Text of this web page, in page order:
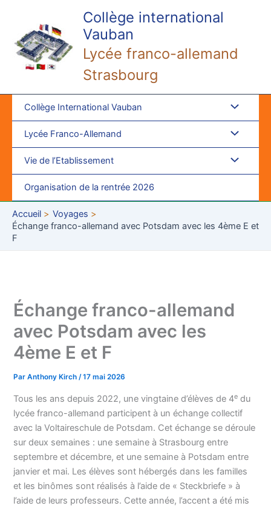
contenu
Collège international
Vauban
Lycée franco-allemand
Strasbourg
Collège International Vauban
Lycée Franco-Allemand
Vie de l’Etablissement
Organisation de la rentrée 2026
Accueil
Voyages
Échange franco-allemand avec Potsdam avec les 4ème E et
F
Échange franco-allemand
avec Potsdam avec les
4ème E et F
ParAnthony Kirch/17 mai 2026
Tous les ans depuis 2022, une vingtaine d’élèves de 4e du
lycée franco-allemand participent à un échange collectif
avec la Voltaireschule de Potsdam. Cet échange se déroule
sur deux semaines : une semaine à Strasbourg entre
septembre et décembre, et une semaine à Potsdam entre
janvier et mai. Les élèves sont hébergés dans les familles
et les binômes sont réalisés à l’aide de « Steckbriefe » à
l’aide de leurs professeurs. Cette année, l’accent a été mis